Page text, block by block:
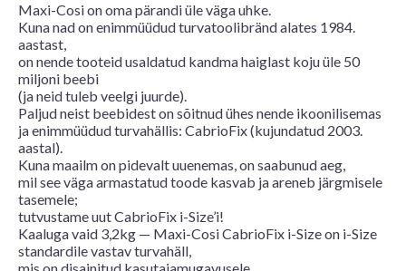
Maxi-Cosi on oma pärandi üle väga uhke.
Kuna nad on enimmüüdud turvatoolibränd alates 1984.
aastast,
on nende tooteid usaldatud kandma haiglast koju üle 50
miljoni beebi
(ja neid tuleb veelgi juurde).
Paljud neist beebidest on sõitnud ühes nende ikoonilisemas
ja enimmüüdud turvahällis: CabrioFix (kujundatud 2003.
aastal).
Kuna maailm on pidevalt uuenemas, on saabunud aeg,
mil see väga armastatud toode kasvab ja areneb järgmisele
tasemele;
tutvustame uut CabrioFix i-Size’i!
Kaaluga vaid 3,2kg — Maxi-Cosi CabrioFix i-Size on i-Size
standardile vastav turvahäll,